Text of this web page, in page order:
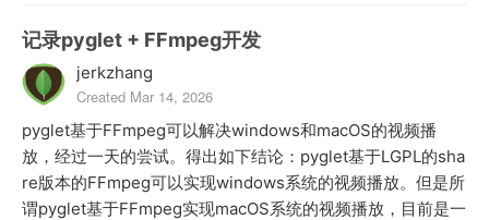
记录pyglet + FFmpeg开发
jerkzhang
Created Mar 14, 2026
pyglet基于FFmpeg可以解决windows和macOS的视频播
放，经过一天的尝试。得出如下结论：pyglet基于LGPL的sha
re版本的FFmpeg可以实现windows系统的视频播放。但是所
谓pyglet基于FFmpeg实现macOS系统的视频播放，目前是一